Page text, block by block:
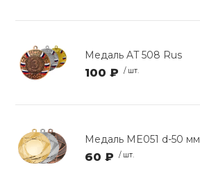
Медаль AT 508 Rus
100 ₽ / шт.
Медаль ME051 d-50 мм
60 ₽ / шт.